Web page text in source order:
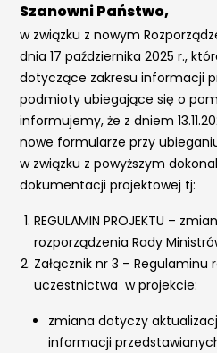
Szanowni Państwo,
w związku z nowym
dnia 17 października 2025 r.,
dotyczące zakresu informacji
podmioty ubiegające się o
informujemy, że z dniem
nowe formularze przy
w związku z powyższym
dokumentacji projektowej tj:
REGULAMIN PROJEKTU –
rozporządzenia Rady
Załącznik nr 3 – Regulaminu
uczestnictwa w projekcie:
zmiana dotyczy
informacji